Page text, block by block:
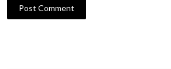
Post Comment